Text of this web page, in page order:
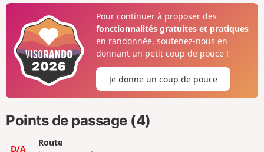
Pour continuer à proposer des
fonctionnalités gratuites et pratiques
en randonnée, soutenez-nous en
donnant un petit coup de pouce !
Je donne un coup de pouce
Points de passage (4)
D/A
Route